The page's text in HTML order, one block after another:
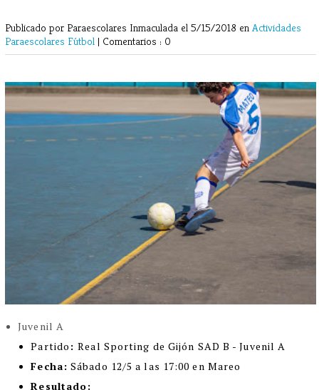
Publicado por Paraescolares Inmaculada el 5/15/2018 en Actividades
Paraescolares Fútbol | Comentarios : 0
Juvenil A
Partido :Real Sporting de Gijón SAD B - Juvenil A
Fecha: Sábado 12/5 a las 17:00 en Mareo
Resultado: